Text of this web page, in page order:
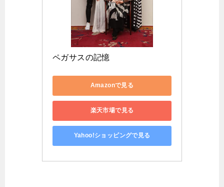
ペガサスの記憶
Amazonで見る
楽天市場で見る
Yahoo!ショッピングで見る